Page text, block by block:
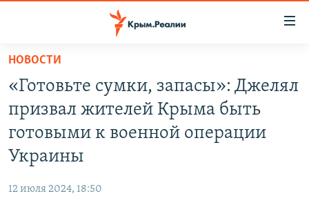
Вернуться
основному
содержанию
Вернутся
главной
Вернутся
ВОДА
ИСТОРИЯ
РАДІО СВОБОДА
НОВОСТИ
«Готовьте сумки, запасы»: Джелял
призвал жителей Крыма быть
готовыми к военной операции
Украины
12 июля 2024, 18:50